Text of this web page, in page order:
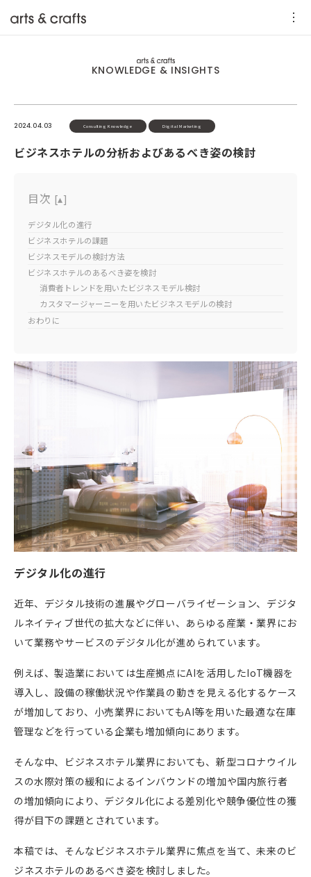
KNOWLEDGE & INSIGHTS
2024.04.03 Consulting Knowledge Digital Marketing
ビジネスホテルの分析およびあるべき姿の検討
目次 [▴]
デジタル化の進行
ビジネスホテルの課題
ビジネスモデルの検討方法
ビジネスホテルのあるべき姿を検討
消費者トレンドを用いたビジネスモデル検討
カスタマージャーニーを用いたビジネスモデルの検討
おわりに
デジタル化の進行
近年、デジタル技術の進展やグローバライゼーション、デジタ
ルネイティブ世代の拡大などに伴い、あらゆる産業・業界にお
いて業務やサービスのデジタル化が進められています。
例えば、製造業においては生産拠点にAIを活用したIoT機器を
導入し、設備の稼働状況や作業員の動きを見える化するケース
が増加しており、小売業界においてもAI等を用いた最適な在庫
管理などを行っている企業も増加傾向にあります。
そんな中、ビジネスホテル業界においても、新型コロナウイル
スの水際対策の緩和によるインバウンドの増加や国内旅行者
の増加傾向により、デジタル化による差別化や競争優位性の獲
得が目下の課題とされています。
本稿では、そんなビジネスホテル業界に焦点を当て、未来のビ
ジネスホテルのあるべき姿を検討しました。